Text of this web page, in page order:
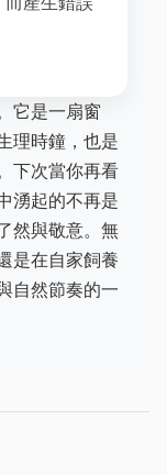
它是一扇窗
理時鐘，也是
下次當你再看
湧起的不再是
然與敬意。無
是在自家飼養
自然節奏的一